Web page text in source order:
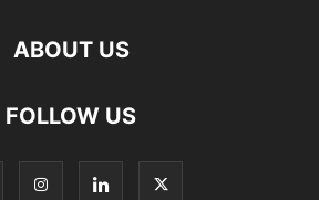
ABOUT US
FOLLOW US